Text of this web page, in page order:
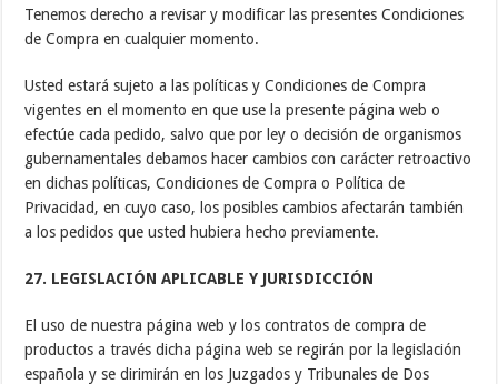
Tenemos derecho a revisar y modificar las presentes Condiciones
de Compra en cualquier momento.
Usted estará sujeto a las políticas y Condiciones de Compra
vigentes en el momento en que use la presente página web o
efectúe cada pedido, salvo que por ley o decisión de organismos
gubernamentales debamos hacer cambios con carácter retroactivo
en dichas políticas, Condiciones de Compra o Política de
Privacidad, en cuyo caso, los posibles cambios afectarán también
a los pedidos que usted hubiera hecho previamente.
27. LEGISLACIÓN APLICABLE Y JURISDICCIÓN
El uso de nuestra página web y los contratos de compra de
productos a través dicha página web se regirán por la legislación
española y se dirimirán en los Juzgados y Tribunales de Dos